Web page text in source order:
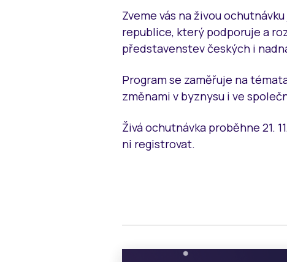
Zveme vás na živou
republice, který podporuje a
představenstev českých i
Program se zaměřuje na
změnami v byznysu i ve
Živá ochutnávka proběhne 21.
ni registrovat.